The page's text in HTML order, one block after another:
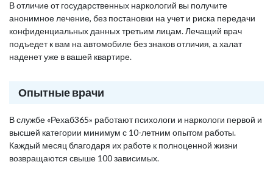
В отличие от государственных наркологий вы получите
анонимное лечение, без постановки на учет и риска передачи
конфиденциальных данных третьим лицам. Лечащий врач
подъедет к вам на автомобиле без знаков отличия, а халат
наденет уже в вашей квартире.
Опытные врачи
В службе «Рехаб365» работают психологи и наркологи первой и
высшей категории минимум с 10-летним опытом работы.
Каждый месяц благодаря их работе к полноценной жизни
возвращаются свыше 100 зависимых.